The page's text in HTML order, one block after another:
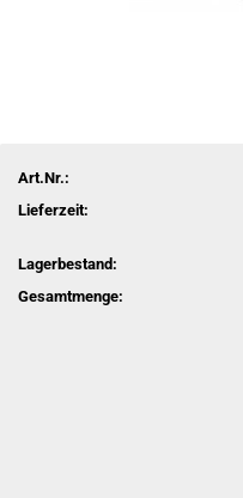
Art.Nr.:
Lieferzeit:
Lagerbestand:
Gesamtmenge: